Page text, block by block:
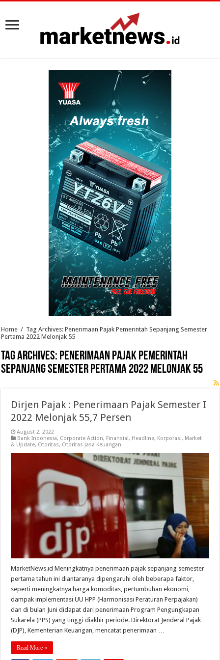
Home / Tag Archives: Penerimaan Pajak Pemerintah Sepanjang Semester
Pertama 2022 Melonjak 55
Tag Archives: Penerimaan Pajak Pemerintah
Sepanjang Semester Pertama 2022 Melonjak 55
Dirjen Pajak : Penerimaan Pajak Semester I
2022 Melonjak 55,7 Persen
August 2, 2022
Bank Indonesia, Corporate Action, Finansial, Headline, Korporasi, Market
& Update, Otoritas, Otoritas Jasa Keuangan
MarketNews.id Meningkatnya penerimaan pajak sepanjang semester
pertama tahun ini diantaranya dipengaruhi oleh beberapa faktor,
seperti meningkatnya harga komoditas, pertumbuhan ekonomi,
dampak implementasi UU HPP (Harmonisasi Peraturan Perpajakan)
dan di bulan Juni didapat dari penerimaan Program Pengungkapan
Sukarela (PPS) yang tinggi diakhir periode. Direktorat Jenderal Pajak
(DJP), Kementerian Keuangan, mencatat penerimaan …
Read More »